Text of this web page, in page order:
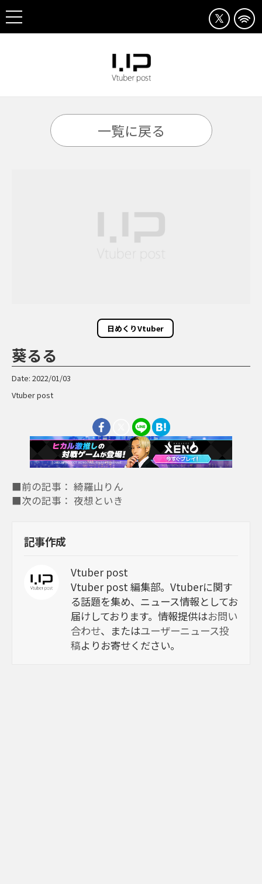
一覧に戻る
日めくりVtuber
葵るる
Date: 2022/01/03
Vtuber post
■前の記事： 綺羅山りん
■次の記事： 夜想といき
記事作成
Vtuber post
Vtuber post 編集部。Vtuberに関す
る話題を集め、ニュース情報としてお
届けしております。情報提供はお問い
合わせ、またはユーザーニュース投
稿よりお寄せください。